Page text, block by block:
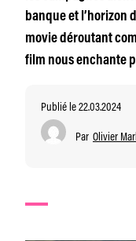
banque et l’horizon
movie déroutant
film nous enchante
Publié le 22.03.2024
Par Olivier